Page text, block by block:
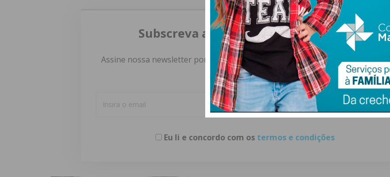
Subscreva a newsletter do Imediato
Assine nossa newsletter por e-mail e obtenha de forma regular a informação
atualizada.
Eu li e concordo com os termos e condições